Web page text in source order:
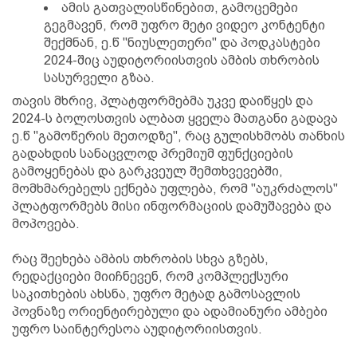
ამის გათვალისწინებით, გამოცემები
გეგმავენ, რომ უფრო მეტი ვიდეო კონტენტი
შექმნან, ე.წ "ნიუსლეთერი" და პოდკასტები
2024-შიც აუდიტორიისთვის ამბის თხრობის
სასურველი გზაა.
თავის მხრივ, პლატფორმებმა უკვე დაიწყეს და
2024-ს ბოლოსთვის ალბათ ყველა მათგანი გადავა
ე.წ "გამოწერის მეთოდზე", რაც გულისხმობს თანხის
გადახდის სანაცვლოდ პრემიუმ ფუნქციების
გამოყენებას და გარკვეულ შემთხვევებში,
მომხმარებელს ექნება უფლება, რომ "აუკრძალოს"
პლატფორმებს მისი ინფორმაციის დამუშავება და
მოპოვება.
რაც შეეხება ამბის თხრობის სხვა გზებს,
რედაქციები მიიჩნევენ, რომ კომპლექსური
საკითხების ახსნა, უფრო მეტად გამოსავლის
პოვნაზე ორიენტირებული და ადამიანური ამბები
უფრო საინტერესოა აუდიტორიისთვის.